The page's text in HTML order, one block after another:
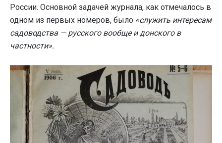
России. Основной задачей журнала, как отмечалось в
одном из первых номеров, было «служить интересам
садоводства — русского вообще и донского в
частности».